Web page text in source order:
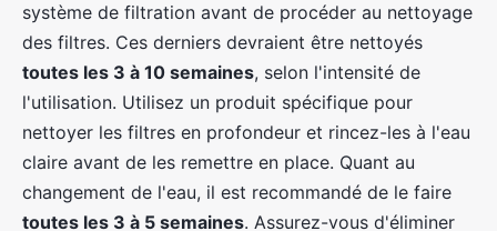
système de filtration avant de procéder au nettoyage
des filtres. Ces derniers devraient être nettoyés
toutes les 3 à 10 semaines, selon l'intensité de
l'utilisation. Utilisez un produit spécifique pour
nettoyer les filtres en profondeur et rincez-les à l'eau
claire avant de les remettre en place. Quant au
changement de l'eau, il est recommandé de le faire
toutes les 3 à 5 semaines. Assurez-vous d'éliminer